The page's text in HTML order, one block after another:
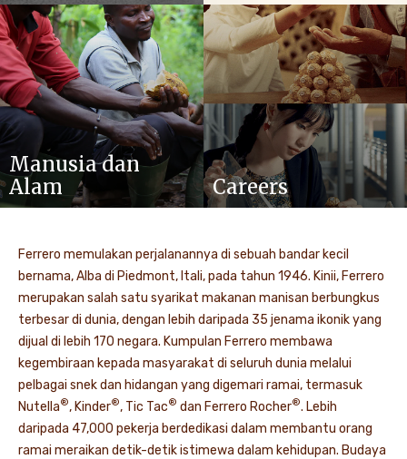
Manusia dan
Alam
Careers
Ferrero memulakan perjalanannya di sebuah bandar kecil
bernama, Alba di Piedmont, Itali, pada tahun 1946. Kinii, Ferrero
merupakan salah satu syarikat makanan manisan berbungkus
terbesar di dunia, dengan lebih daripada 35 jenama ikonik yang
dijual di lebih 170 negara. Kumpulan Ferrero membawa
kegembiraan kepada masyarakat di seluruh dunia melalui
pelbagai snek dan hidangan yang digemari ramai, termasuk
Nutella®, Kinder®, Tic Tac® dan Ferrero Rocher®. Lebih
daripada 47,000 pekerja berdedikasi dalam membantu orang
ramai meraikan detik-detik istimewa dalam kehidupan. Budaya